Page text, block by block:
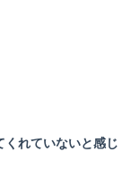
れていないと感じ